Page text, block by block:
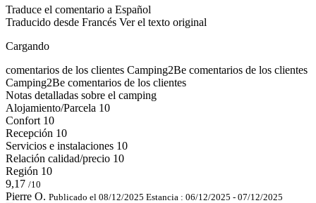
Traduce el comentario a Español
Traducido desde Francés Ver el texto original
Cargando
comentarios de los clientes Camping2Be comentarios de los clientes
Camping2Be comentarios de los clientes
Notas detalladas sobre el camping
Alojamiento/Parcela 10
Confort 10
Recepción 10
Servicios e instalaciones 10
Relación calidad/precio 10
Región 10
9,17 /10
Pierre O. Publicado el 08/12/2025 Estancia : 06/12/2025 - 07/12/2025